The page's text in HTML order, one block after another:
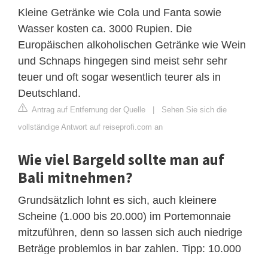
Kleine Getränke wie Cola und Fanta sowie
Wasser kosten ca. 3000 Rupien. Die
Europäischen alkoholischen Getränke wie Wein
und Schnaps hingegen sind meist sehr sehr
teuer und oft sogar wesentlich teurer als in
Deutschland.
Antrag auf Entfernung der Quelle | Sehen Sie sich die
vollständige Antwort auf reiseprofi.com an
Wie viel Bargeld sollte man auf
Bali mitnehmen?
Grundsätzlich lohnt es sich, auch kleinere
Scheine (1.000 bis 20.000) im Portemonnaie
mitzuführen, denn so lassen sich auch niedrige
Beträge problemlos in bar zahlen. Tipp: 10.000